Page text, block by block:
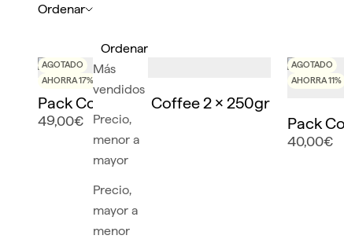
Ordenar
Ordenar
Más
vendidos
Precio,
menor a
mayor
Precio,
mayor a
menor
AGOTADO
AHORRA 17%
Pack Cold Brew Coffee 2 x 250gr
49,00€
AGOTADO
AHORRA 11%
Pack
40,00€